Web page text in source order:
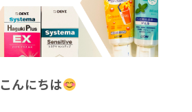
こんにちは